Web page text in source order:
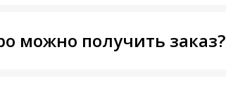
можно получить заказ?